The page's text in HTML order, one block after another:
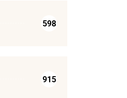
598
915